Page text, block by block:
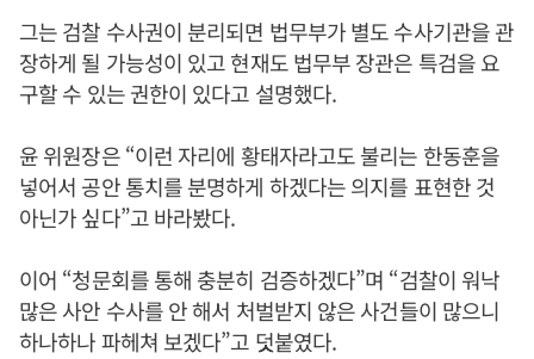
그는 검찰 수사권이 분리되면 법무부가 별도 수사기관을 관
장하게 될 가능성이 있고 현재도 법무부 장관은 특검을 요
구할 수 있는 권한이 있다고 설명했다.
윤 위원장은 “이런 자리에 황태자라고도 불리는 한동훈을
넣어서 공안 통치를 분명하게 하겠다는 의지를 표현한 것
아닌가 싶다”고 바라봤다.
이어 “청문회를 통해 충분히 검증하겠다”며 “검찰이 워낙
많은 사안 수사를 안 해서 처벌받지 않은 사건들이 많으니
하나하나 파헤쳐 보겠다”고 덧붙였다.